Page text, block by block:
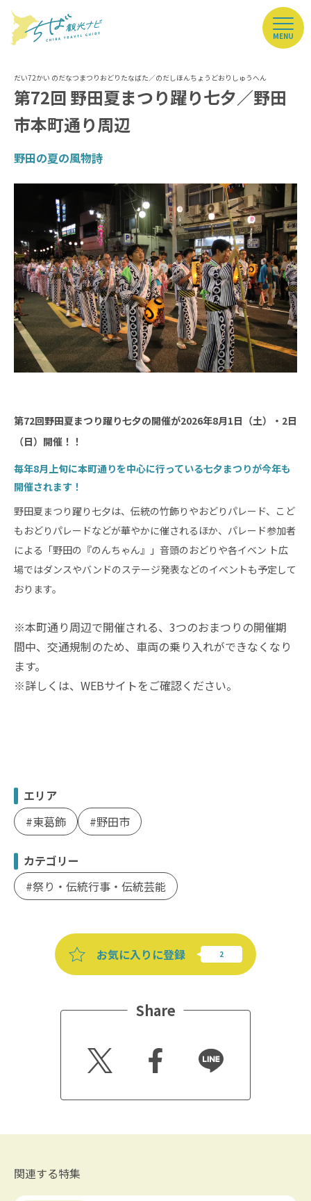
MENU
第72回 野田夏まつり躍り七夕／野田
市本町通り周辺
野田の夏の風物詩
第72回野田夏まつり躍り七夕の開催が2026年8月1日（土）・2日
（日）開催！！
毎年8月上旬に本町通りを中心に行っている七夕まつりが今年も
開催されます！
野田夏まつり躍り七夕は、伝統の竹飾りやおどりパレード、こど
もおどりパレードなどが華やかに催されるほか、パレード参加者
による「野田の『のんちゃん』」音頭のおどりや各イベン ト広
場ではダンスやバンドのステージ発表などのイベントも予定して
おります。
※本町通り周辺で開催される、3つのおまつりの開催期
間中、交通規制のため、車両の乗り入れができなくなり
ます。
※詳しくは、WEBサイトをご確認ください。
エリア
東葛飾
野田市
カテゴリー
祭り・伝統行事・伝統芸能
お気に入りに登録
Share
Twitt
er
Faceb
ook
Line
関連する特集